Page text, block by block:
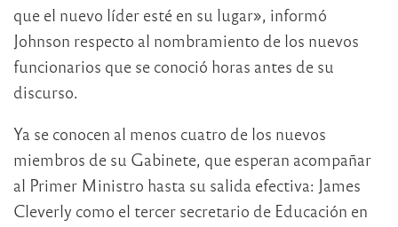
que el nuevo líder esté en su lugar», informó
Johnson respecto al nombramiento de los nuevos
funcionarios que se conoció horas antes de su
discurso.
Ya se conocen al menos cuatro de los nuevos
miembros de su Gabinete, que esperan acompañar
al Primer Ministro hasta su salida efectiva: James
Cleverly como el tercer secretario de Educación en